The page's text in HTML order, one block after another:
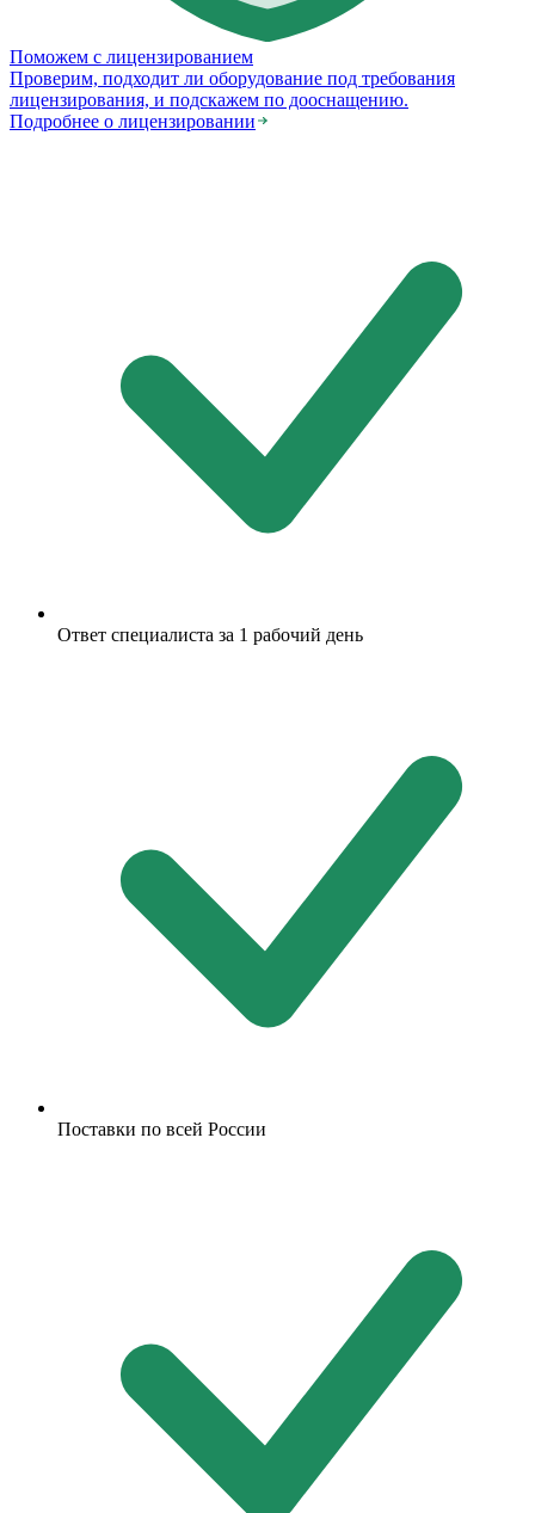
Поможем с лицензированием
Проверим, подходит ли оборудование под требования
лицензирования, и подскажем по дооснащению.
Подробнее о лицензировании
Ответ специалиста за 1 рабочий день
Поставки по всей России